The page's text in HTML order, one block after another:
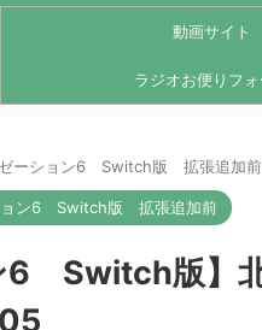
動画サイト
ラジオお便りフォ
ゼーション6 Switch版 拡張追加前
ョン6 Switch版 拡張追加前
6 Switch版】